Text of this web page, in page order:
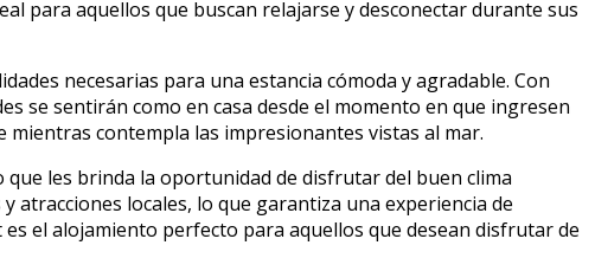
para aquellos que buscan relajarse y desconectar durante sus
necesarias para una estancia cómoda y agradable. Con
se sentirán como en casa desde el momento en que ingresen
contempla las impresionantes vistas al mar.
les brinda la oportunidad de disfrutar del buen clima
atracciones locales, lo que garantiza una experiencia de
el alojamiento perfecto para aquellos que desean disfrutar de